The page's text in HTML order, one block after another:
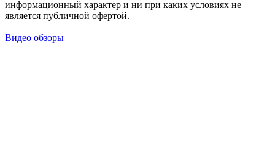
информационный характер и ни при каких условиях не
является публичной офертой.
Видео обзоры